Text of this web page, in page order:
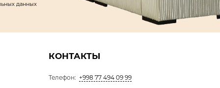
данных
КОНТАКТЫ
Телефон: +998 77 494 09 99